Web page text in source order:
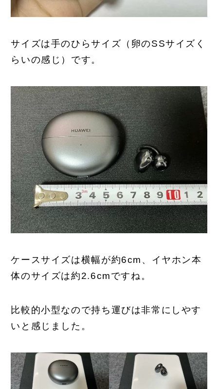
サイズは手のひらサイズ（卵のSSサイズく
らいの感じ）です。
ケースサイズは横幅が約6cm、イヤホン本
体のサイズは約2.6cmですね。
比較的小型なので持ち運びは非常にしやす
いと感じました。